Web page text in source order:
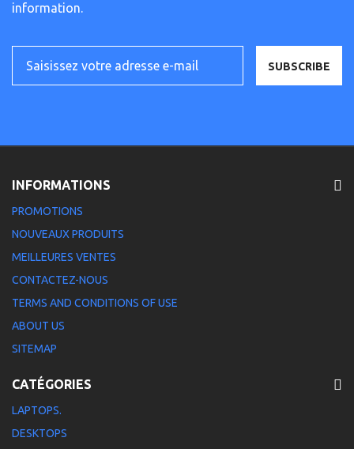
information.
SUBSCRIBE
INFORMATIONS
PROMOTIONS
NOUVEAUX PRODUITS
MEILLEURES VENTES
CONTACTEZ-NOUS
TERMS AND CONDITIONS OF USE
ABOUT US
SITEMAP
CATÉGORIES
LAPTOPS.
DESKTOPS